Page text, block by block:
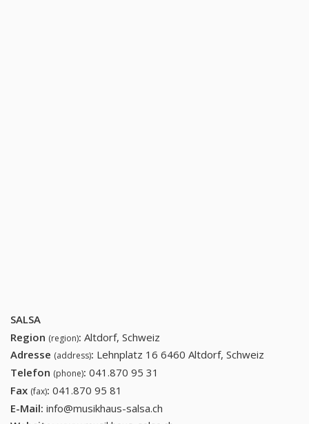
SALSA
Region (region): Altdorf, Schweiz
Adresse (address): Lehnplatz 16 6460 Altdorf, Schweiz
Telefon (phone): 041.870 95 31
Fax (fax): 041.870 95 81
E-Mail: info@musikhaus-salsa.ch